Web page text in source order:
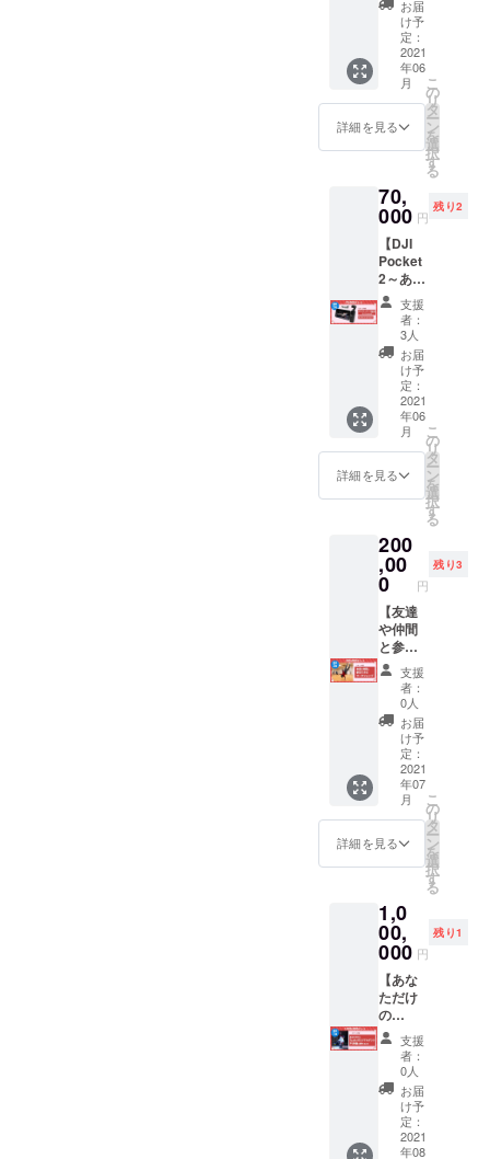
キャン
セル・
交換
は、対
応いた
しかね
で、何
卒ご了
の返
金・
キャン
セル・
交換
は、対
しかね
ますの
承くだ
さい。
りお選
び下さ
い。
※Tsukki
による
ダンス
動画を
mp4形
らせて
いただ
きま
す。 ※
ステッ
カー
サイ
ズ：約
H5cm×
W10cm
※デザイ
ンは変
更にな
る場合
がござ
す。 ※
受注生
届けに
お時間
をいた
だきま
す。 ※
ご支援
確定後
の返
金・
キャン
セル・
交換
は、対
応いた
しかね
ますの
卒ご了
承くだ
品を受
け取り
次第、
すぐに
冷凍室
で保存
してく
による
ダンス
動画を
mp4形
式で
メール
にて送
らせて
いただ
きま
す。 ※
ステッ
カー
サイ
ズ：約
H5cm×
W10cm
なる場
合がご
ざいま
す。
受注生
産のた
め、お
届けに
お時間
をいた
だきま
す。 ※
ご支援
確定後
の返
金・
キャン
セル・
しかね
ますの
で、何
卒ご了
承くだ
さい。
画（約
30秒）
収録～
OSMO
ACTIO
N（1
台） ・
オリジ
テッ
カー（1
枚）
※OSMO
ACTIO
N 深
空（DJI
認定ス
トア大
阪）の
ご提供
となり
ます。
写真
と実際
の商品
は異な
す。
Tsukki
による
ダンス
動画
（約30
秒）を
収録し
た商品
となり
ます。
その
為、一
度開封
した商
品のお
届けに
なりま
名前を
お呼び
しての
ダンス
動画で
す。
編集等
がされ
ていな
い動画
を予定
してい
ます。
メー
お届
け予
定：
2021
年06
月
詳細を見る
こ
の
リ
タ
ー
ン
を
選
択
す
る
70,
000 円
残り2
【DJI
Pocket
2～あな
ただけ
へのダ
ンス動
画（約1
分）収
録～ 】
・DJI
Pocket
2（1
台） ・
オリジ
ナル ス
テッ
枚）
※DJI
Pocket
2 深
空（DJI
認定ス
トア大
阪）の
ご提供
となり
ます。
写真
と実際
の商品
は異な
る場合
がござ
いま
す。
Tsukki
ダンス
動画
（約1
分）を
収録し
た商品
となり
ます。
その
為、一
度開封
した商
品のお
届けに
なりま
支援
者：
3人
お届
け予
定：
2021
年06
月
詳細を見る
こ
の
リ
タ
ー
ン
を
選
択
す
る
200
,00
0 円
残り3
【友達
や仲間
と参加
できる
ワーク
ショッ
プ】
※Tsukki
主催の
ワーク
ショッ
プを受
講する
ことが
できま
す。 ※
ショッ
プは、
Tsukki
と一緒
にダン
スを楽
しむ体
験型
レッス
ンで
す。
Tsukki
の同伴
者も参
加いた
支援
者：
0人
お届
け予
定：
2021
年07
月
詳細を見る
こ
の
リ
タ
ー
ン
を
選
択
す
る
1,0
00,
000 円
残り1
【あな
ただけ
の
Tsukki
オリジ
ナルダ
ンスPV
映像を
制作】
※OSMO
ACTIO
支援
者：
0人
お届
け予
定：
2021
年08